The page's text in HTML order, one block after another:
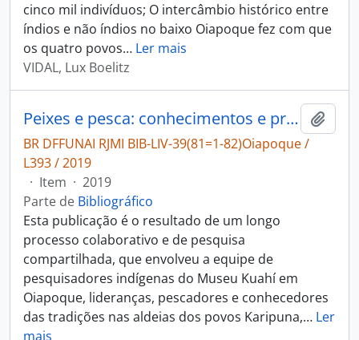
cinco mil indivíduos; O intercâmbio histórico entre
índios e não índios no baixo Oiapoque fez com que
os quatro povos… Ler mais
VIDAL, Lux Boelitz
Peixes e pesca: conhecimentos e práticas entre os povos indígenas do Baixo Oiapoque, Amapá.
BR DFFUNAI RJMI BIB-LIV-39(81=1-82)Oiapoque /
L393 / 2019
· Item · 2019
Parte de Bibliográfico
Esta publicação é o resultado de um longo
processo colaborativo e de pesquisa
compartilhada, que envolveu a equipe de
pesquisadores indígenas do Museu Kuahí em
Oiapoque, lideranças, pescadores e conhecedores
das tradições nas aldeias dos povos Karipuna,… Ler
mais